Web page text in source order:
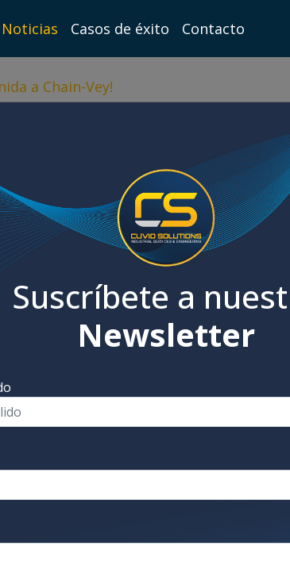
Noticias Casos de éxito Contacto
a Chain-Vey!
Suscríbete a
Newsletter